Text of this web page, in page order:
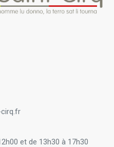
et de 13h30 à 17h30